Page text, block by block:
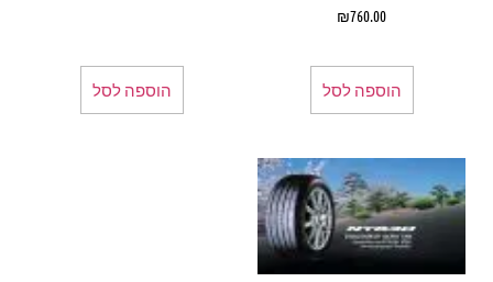
₪760.00
הוספה לסל הוספה לסל